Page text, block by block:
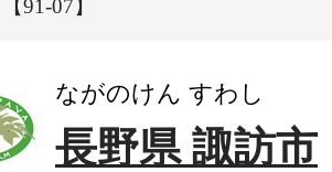
91-07】
ながのけん すわし
長野県 諏訪市